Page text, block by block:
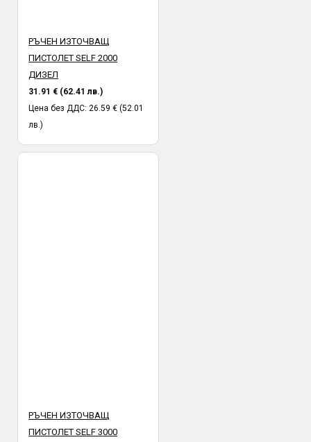
РЪЧЕН ИЗТОЧВАЩ
ПИСТОЛЕТ SELF 2000
ДИЗЕЛ
31.91 € (62.41 лв.)
Цена без ДДС: 26.59 € (52.01
лв.)
РЪЧЕН ИЗТОЧВАЩ
ПИСТОЛЕТ SELF 3000